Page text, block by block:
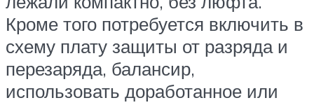
Кроме того потребуется включить в
схему плату защиты от разряда и
перезаряда, балансир,
использовать доработанное или